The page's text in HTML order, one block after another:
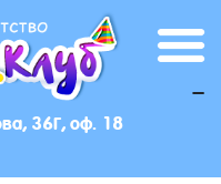
36Г, оф. 18
_